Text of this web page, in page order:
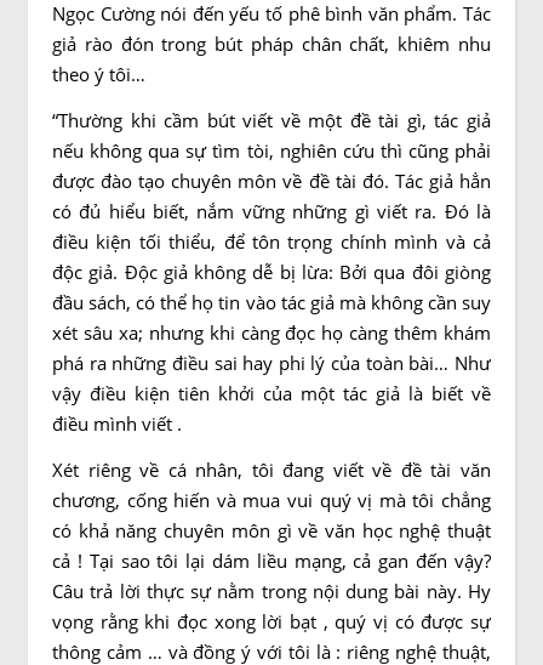
Ngọc Cường nói đến yếu tố phê bình văn phẩm. Tác
giả rào đón trong bút pháp chân chất, khiêm nhu
theo ý tôi…
“Thường khi cầm bút viết về một đề tài gì, tác giả
nếu không qua sự tìm tòi, nghiên cứu thì cũng phải
được đào tạo chuyên môn về đề tài đó. Tác giả hẳn
có đủ hiểu biết, nắm vững những gì viết ra. Đó là
điều kiện tối thiểu, để tôn trọng chính mình và cả
độc giả. Độc giả không dễ bị lừa: Bởi qua đôi giòng
đầu sách, có thể họ tin vào tác giả mà không cần suy
xét sâu xa; nhưng khi càng đọc họ càng thêm khám
phá ra những điều sai hay phi lý của toàn bài… Như
vậy điều kiện tiên khởi của một tác giả là biết về
điều mình viết .
Xét riêng về cá nhân, tôi đang viết về đề tài văn
chương, cống hiến và mua vui quý vị mà tôi chẳng
có khả năng chuyên môn gì về văn học nghệ thuật
cả ! Tại sao tôi lại dám liều mạng, cả gan đến vậy?
Câu trả lời thực sự nằm trong nội dung bài này. Hy
vọng rằng khi đọc xong lời bạt , quý vị có được sự
thông cảm … và đồng ý với tôi là : riêng nghệ thuật,